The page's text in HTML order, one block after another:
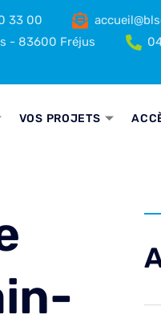
33 00
- 83600 Fréjus
VOS PROJETS